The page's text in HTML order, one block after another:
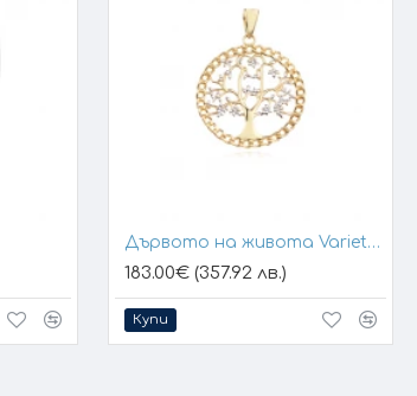
Дървото на живота Variety 1
183.00€ (357.92 лв.)
Купи